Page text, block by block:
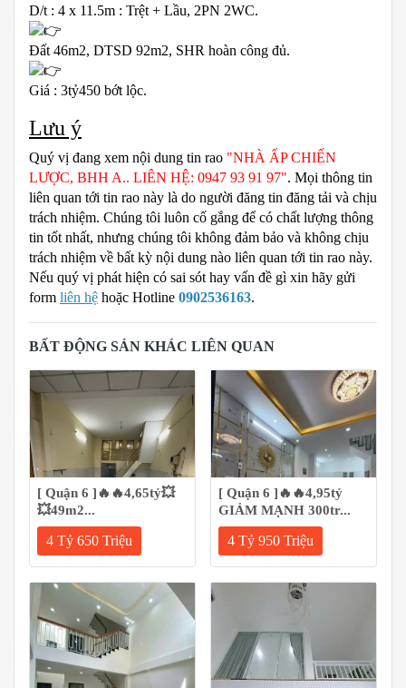
D/t : 4 x 11.5m : Trệt + Lầu, 2PN 2WC.
Đất 46m2, DTSD 92m2, SHR hoàn công đủ.
Giá : 3tỷ450 bớt lộc.
Lưu ý
Quý vị đang xem nội dung tin rao "NHÀ ẤP CHIẾN
LƯỢC, BHH A.. LIÊN HỆ: 0947 93 91 97". Mọi thông tin
liên quan tới tin rao này là do người đăng tin đăng tải và chịu
trách nhiệm. Chúng tôi luôn cố gắng để có chất lượng thông
tin tốt nhất, nhưng chúng tôi không đảm bảo và không chịu
trách nhiệm về bất kỳ nội dung nào liên quan tới tin rao này.
Nếu quý vị phát hiện có sai sót hay vấn đề gì xin hãy gửi
form liên hệ hoặc Hotline 0902536163.
BẤT ĐỘNG SẢN KHÁC LIÊN QUAN
[ Quận 6 ]🔥🔥4,65tỷ💥
💥49m2...
4 Tỷ 650 Triệu
[ Quận 6 ]🔥🔥4,95tỷ
GIẢM MẠNH 300tr...
4 Tỷ 950 Triệu